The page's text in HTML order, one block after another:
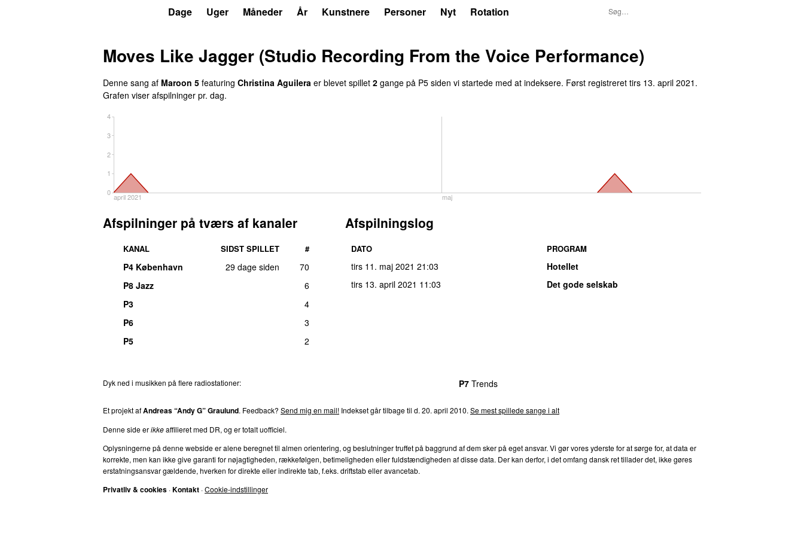
Dage Uger Måneder År Kunstnere Personer Nyt Rotation
Moves Like Jagger (Studio Recording From the Voice Performance)
Denne sang af Maroon 5 featuring Christina Aguilera er blevet spillet 2 gange på P5 siden vi startede med at indeksere. Først registreret tirs 13. april 2021 .
Grafen viser afspilninger pr. dag.
0
1
2
3
4
april 2021 maj
Afspilninger på tværs af kanaler
KANAL SIDST SPILLET #
P4 København 29 dage siden
70
P8 Jazz
6
P3
4
P6
3
P5
2
Afspilningslog
DATO PROGRAM
tirs 11. maj 2021 21:03
Hotellet
tirs 13. april 2021 11:03 Det gode selskab
Dyk ned i musikken på flere radiostationer: P7 Trends
Et projekt afAndreas “Andy G” Graulund. Feedback? Send mig en mail! Indekset går tilbage til d. 20. april 2010. Se mest spillede sange i alt
Denne side erikkeaffilieret med DR, og er totalt uofficiel.
Oplysningerne på denne webside er alene beregnet til almen orientering, og beslutninger truffet på baggrund af dem sker på eget ansvar. Vi gør vores yderste for at sørge for, at data er
korrekte, men kan ikke give garanti for nøjagtigheden, rækkefølgen, betimeligheden eller fuldstændigheden af disse data. Der kan derfor, i det omfang dansk ret tillader det, ikke gøres
erstatningsansvar gældende, hverken for direkte eller indirekte tab, f.eks. driftstab eller avancetab.
Privatliv & cookies ·Kontakt ·Cookie-indstillinger